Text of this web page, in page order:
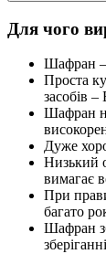
Для чого
Шафран –
Проста
засобів –
Шафран
Дуже
Низький
вимагає
При
багато
Шафран
зберіганні